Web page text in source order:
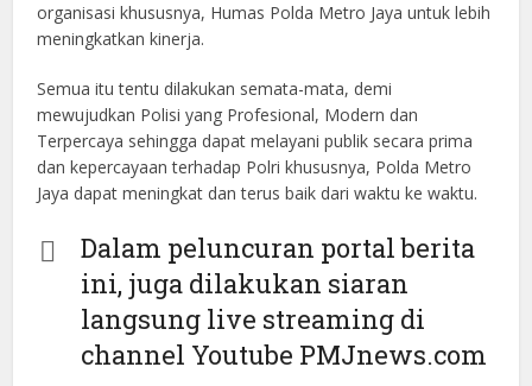
organisasi khususnya, Humas Polda Metro Jaya untuk lebih
meningkatkan kinerja.
Semua itu tentu dilakukan semata-mata, demi
mewujudkan Polisi yang Profesional, Modern dan
Terpercaya sehingga dapat melayani publik secara prima
dan kepercayaan terhadap Polri khususnya, Polda Metro
Jaya dapat meningkat dan terus baik dari waktu ke waktu.
Dalam peluncuran portal berita
ini, juga dilakukan siaran
langsung live streaming di
channel Youtube PMJnews.com